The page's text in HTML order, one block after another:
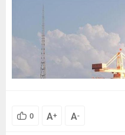
0 A+ A-